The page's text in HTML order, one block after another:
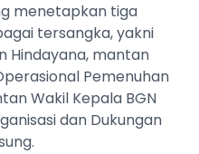
menetapkan tiga
tersangka, yakni
Hindayana, mantan
Pemenuhan
Wakil Kepala BGN
dan Dukungan